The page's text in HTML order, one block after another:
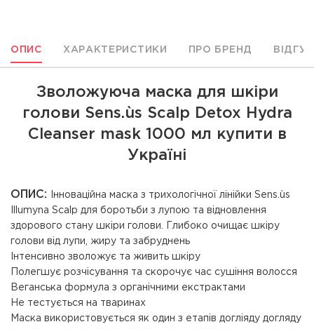
ОПИС ХАРАКТЕРИСТИКИ ПРО БРЕНД
Зволожуюча маска для шкіри
голови Sens.ùs Scalp Detox Hydra
Cleanser mask 1000 мл купити в
Україні
ОПИС:
Інноваційна маска з трихологічної лінійки Sens.ùs
Illumyna Scalp для боротьби з лупою та відновлення
здорового стану шкіри голови. Глибоко очищає шкіру
голови від лупи, жиру та забруднень
Інтенсивно зволожує та живить шкіру
Полегшує розчісування та скорочує час сушіння волосся
Веганська формула з органічними екстрактами
Не тестується на тваринах
Маска використовується як один з етапів догліяду догляду